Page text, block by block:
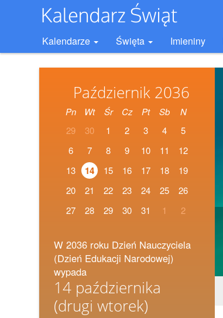
Kalendarze Święta Imieniny
Październik 2036
Pn Wt Śr Cz Pt Sb
N
29
30 1 2 3 4
5
6
7 8 9 10 11
12
13
14 15 16 17 18
19
20
21 22 23 24 25
26
27
28 29 30 31 1 2
W 2036 roku Dzień Nauczyciela
(Dzień Edukacji Narodowej)
wypada
14 października
(drugi wtorek)